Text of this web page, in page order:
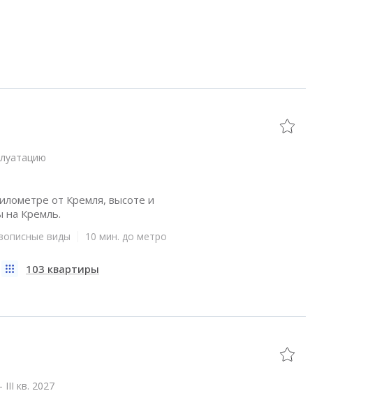
от Кремля, высоте и
на Кремль.
виды 10 мин. до метро
103 квартиры
III кв. 2027